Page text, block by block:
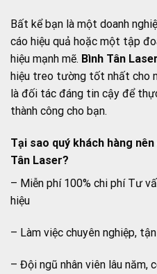
Bất kể bạn là một doanh
cáo hiệu quả hoặc một tập
hiệu mạnh mẽ. Bình Tân Laser
hiệu treo tường tốt nhất cho
là đối tác đáng tin cậy để
thành công cho bạn.
Tại sao quý khách hàng
Tân Laser?
– Miễn phí 100% chi phí Tư
hiệu
– Làm việc chuyên nghiệp,
– Đội ngũ nhân viên lâu năm,